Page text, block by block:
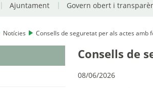
Ajuntament Govern obert i
Notícies Consells de seguretat per als actes amb
Consells de
08/06/2026